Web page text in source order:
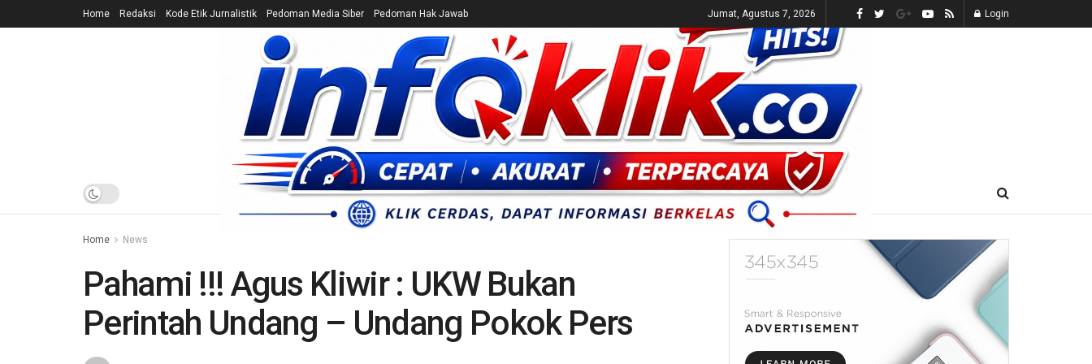
Home Redaksi Kode Etik Jurnalistik Pedoman Media Siber Pedoman Hak Jawab Jumat, Agustus 7, 2026 Login
HOME NEWS CEK FAKTA ENTERTAINMENT BREAKING NEWS UMUM E-KORAN LIVE TV
Home News
Pahami !!! Agus Kliwir : UKW Bukan
Perintah Undang – Undang Pokok Pers